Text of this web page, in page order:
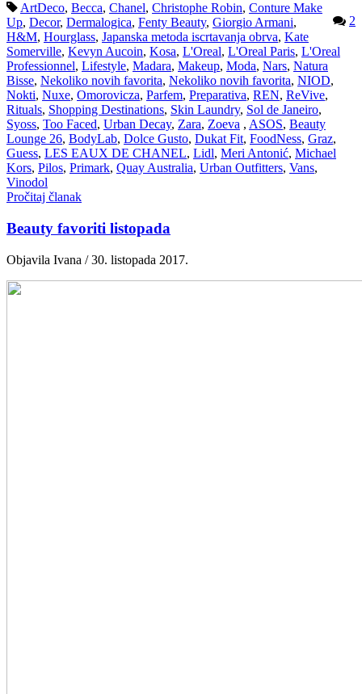
2
ArtDeco, Becca, Chanel, Christophe Robin, Conture Make
Up, Decor, Dermalogica, Fenty Beauty, Giorgio Armani,
H&M, Hourglass, Japanska metoda iscrtavanja obrva, Kate
Somerville, Kevyn Aucoin, Kosa, L'Oreal, L'Oreal Paris, L'Oreal
Professionnel, Lifestyle, Madara, Makeup, Moda, Nars, Natura
Bisse, Nekoliko novih favorita, Nekoliko novih favorita, NIOD,
Nokti, Nuxe, Omorovicza, Parfem, Preparativa, REN, ReVive,
Rituals, Shopping Destinations, Skin Laundry, Sol de Janeiro,
Syoss, Too Faced, Urban Decay, Zara, Zoeva , ASOS, Beauty
Lounge 26, BodyLab, Dolce Gusto, Dukat Fit, FoodNess, Graz,
Guess, LES EAUX DE CHANEL, Lidl, Meri Antonić, Michael
Kors, Pilos, Primark, Quay Australia, Urban Outfitters, Vans,
Vinodol
Pročitaj članak
Beauty favoriti listopada
Objavila Ivana / 30. listopada 2017.